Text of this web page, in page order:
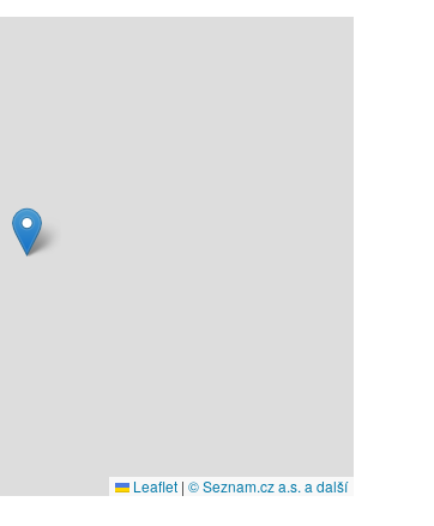
Leaflet | © Seznam.cz a.s. a další